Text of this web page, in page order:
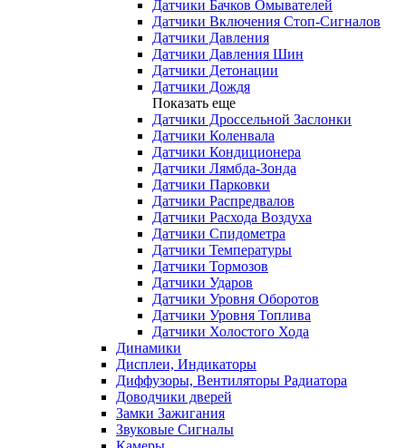
Датчики Бачков Омывателей
Датчики Включения Стоп-Сигналов
Датчики Давления
Датчики Давления Шин
Датчики Детонации
Датчики Дождя
Показать еще
Датчики Дроссельной Заслонки
Датчики Коленвала
Датчики Кондиционера
Датчики Лямбда-Зонда
Датчики Парковки
Датчики Распредвалов
Датчики Расхода Воздуха
Датчики Спидометра
Датчики Температуры
Датчики Тормозов
Датчики Ударов
Датчики Уровня Оборотов
Датчики Уровня Топлива
Датчики Холостого Хода
Динамики
Дисплеи, Индикаторы
Диффузоры, Вентиляторы Радиатора
Доводчики дверей
Замки Зажигания
Звуковые Сигналы